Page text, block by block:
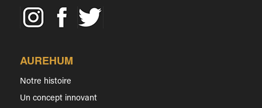
AUREHUM
Notre histoire
Un concept innovant